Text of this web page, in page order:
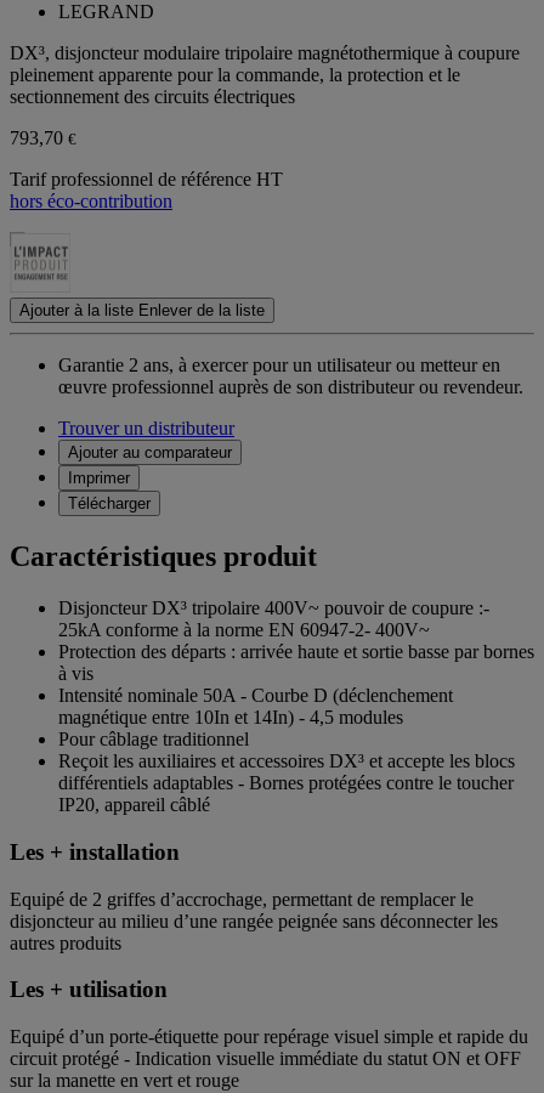
LEGRAND
DX³, disjoncteur modulaire tripolaire magnétothermique à coupure
pleinement apparente pour la commande, la protection et le
sectionnement des circuits électriques
793,70 €
Tarif professionnel de référence HT
hors éco-contribution
Ajouter à la liste Enlever de la liste
Garantie 2 ans, à exercer pour un utilisateur ou metteur en
œuvre professionnel auprès de son distributeur ou revendeur.
Trouver un distributeur
Ajouter au comparateur
Imprimer
Télécharger
Caractéristiques produit
Disjoncteur DX³ tripolaire 400V~ pouvoir de coupure :-
25kA conforme à la norme EN 60947-2- 400V~
Protection des départs : arrivée haute et sortie basse par bornes
à vis
Intensité nominale 50A - Courbe D (déclenchement
magnétique entre 10In et 14In) - 4,5 modules
Pour câblage traditionnel
Reçoit les auxiliaires et accessoires DX³ et accepte les blocs
différentiels adaptables - Bornes protégées contre le toucher
IP20, appareil câblé
Les + installation
Equipé de 2 griffes d’accrochage, permettant de remplacer le
disjoncteur au milieu d’une rangée peignée sans déconnecter les
autres produits
Les + utilisation
Equipé d’un porte-étiquette pour repérage visuel simple et rapide du
circuit protégé - Indication visuelle immédiate du statut ON et OFF
sur la manette en vert et rouge